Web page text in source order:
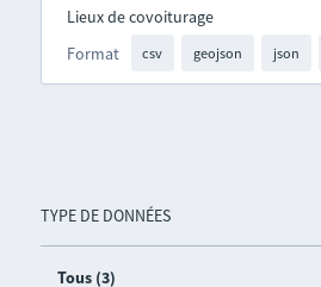
TYPE DE DONNÉES
Tous (3)
Format csv geojson json
Lieux de covoiturage